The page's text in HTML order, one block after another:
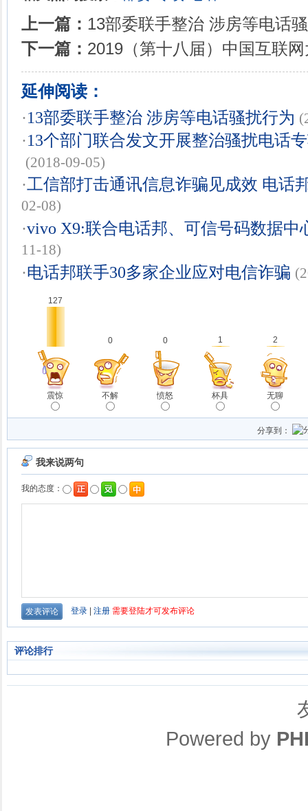
上一篇： 13部委联手整治 涉房等电话
下一篇： 2019（第十八届）中国互联
延伸阅读：
·13部委联手整治 涉房等电话骚扰行为
·13个部门联合发文开展整治骚扰电话
(2018-09-05)
·工信部打击通讯信息诈骗见成效 电话
02-08)
·vivo X9:联合电话邦、可信号码数据中
11-18)
·电话邦联手30多家企业应对电信诈骗
127
震惊
0
不解
0
愤怒
1
杯具
2
无聊
分享到：
评论排行
Powered by